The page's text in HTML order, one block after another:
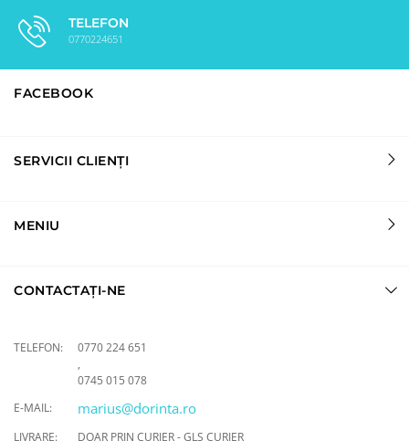
TELEFON
0770224651
FACEBOOK
SERVICII CLIENȚI
MENIU
CONTACTAȚI-NE
TELEFON:
0770 224 651
,
0745 015 078
E-MAIL:
marius@dorinta.ro
LIVRARE: DOAR PRIN CURIER - GLS CURIER